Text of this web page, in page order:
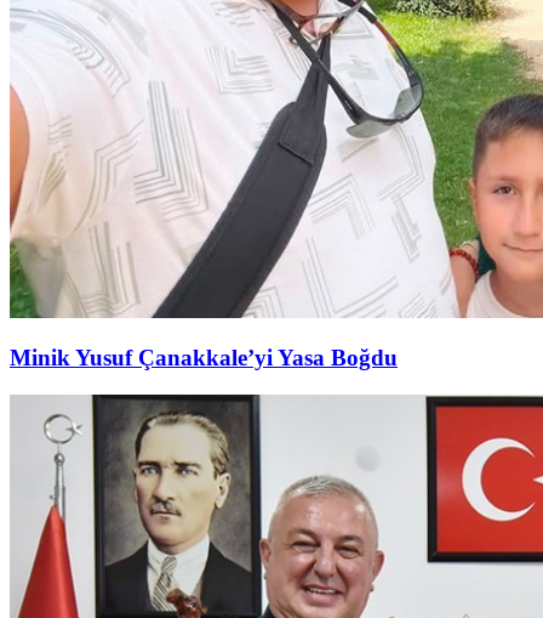
Minik Yusuf Çanakkale’yi Yasa Boğdu